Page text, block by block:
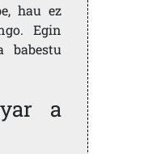
hau ez
Egin
babestu
a